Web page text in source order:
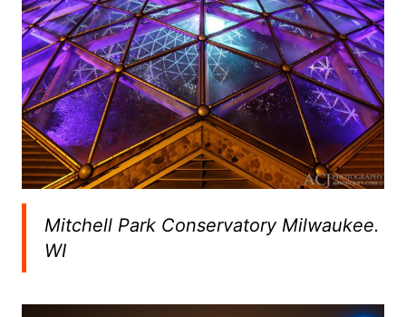
Mitchell Park Conservatory Milwaukee.
WI